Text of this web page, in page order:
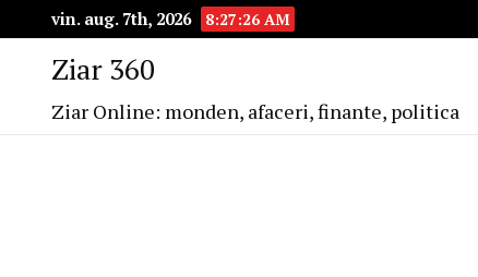
vin. aug. 7th, 2026 8:27:27 AM
Ziar 360
Ziar Online: monden, afaceri, finante, politica